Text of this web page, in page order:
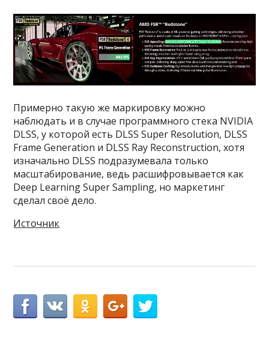
Примерно такую же маркировку можно
наблюдать и в случае программного стека NVIDIA
DLSS, у которой есть DLSS Super Resolution, DLSS
Frame Generation и DLSS Ray Reconstruction, хотя
изначально DLSS подразумевала только
масштабирование, ведь расшифровывается как
Deep Learning Super Sampling, но маркетинг
сделал своё дело.
Источник